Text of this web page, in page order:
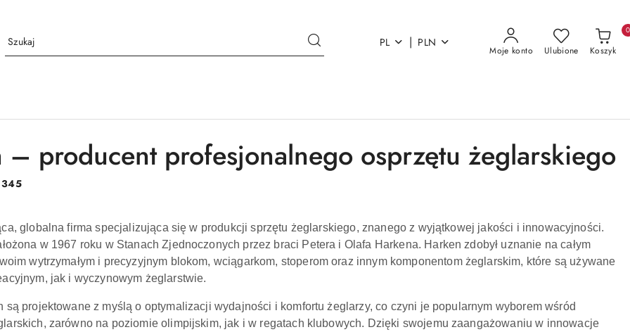
PL | PLN
Moje konto Ulubione Koszyk
0
– producent profesjonalnego osprzętu żeglarskiego
345
globalna firma specjalizująca się w produkcji sprzętu żeglarskiego, znanego z wyjątkowej jakości i innowacyjności.
w 1967 roku w Stanach Zjednoczonych przez braci Petera i Olafa Harkena. Harken zdobył uznanie na całym
wytrzymałym i precyzyjnym blokom, wciągarkom, stoperom oraz innym komponentom żeglarskim, które są używane
jak i wyczynowym żeglarstwie.
są projektowane z myślą o optymalizacji wydajności i komfortu żeglarzy, co czyni je popularnym wyborem wśród
zarówno na poziomie olimpijskim, jak i w regatach klubowych. Dzięki swojemu zaangażowaniu w innowacje